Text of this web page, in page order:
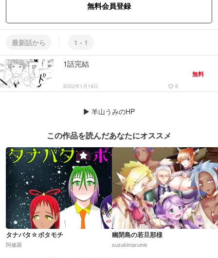
無料会員登録
最新話から 1 - 1
1話完結
2022年1月19日 favorite_border 8
無料
▶ 羊山うみのHP
この作品を読んだあなたにオススメ
タナバタ☆ボタモチ
阿修羅
幽閉島の若旦那様
suzukimarume